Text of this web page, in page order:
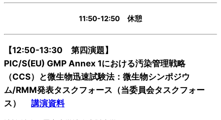
11:50-12:50 休憩
【12:50-13:30 第四演題】
PIC/S(EU) GMP Annex 1における汚染管理戦略
（CCS）と微生物迅速試験法：微生物シンポジウ
ム/RMM発表タスクフォース（当委員会タスクフォー
ス） 講演資料